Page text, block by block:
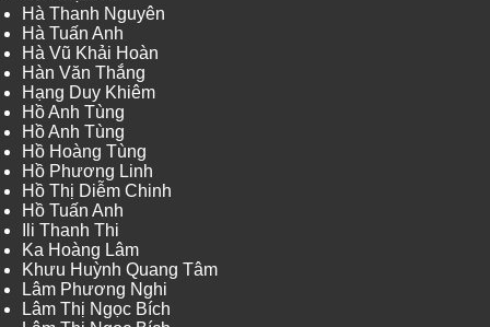
Hà Thanh Nguyên
Hà Tuấn Anh
Hà Vũ Khải Hoàn
Hàn Văn Thắng
Hạng Duy Khiêm
Hồ Anh Tùng
Hồ Anh Tùng
Hồ Hoàng Tùng
Hồ Phương Linh
Hồ Thị Diễm Chinh
Hồ Tuấn Anh
Ili Thanh Thi
Ka Hoàng Lâm
Khưu Huỳnh Quang Tâm
Lâm Phương Nghi
Lâm Thị Ngọc Bích